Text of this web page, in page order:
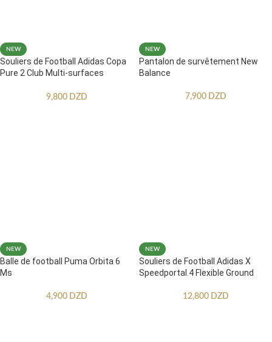
NEW
Souliers de Football Adidas Copa
Pure 2 Club Multi-surfaces
9,800 DZD
NEW
Pantalon de survêtement New
Balance
7,900 DZD
NEW
Balle de football Puma Orbita 6
Ms
4,900 DZD
NEW
Souliers de Football Adidas X
Speedportal.4 Flexible Ground
12,800 DZD